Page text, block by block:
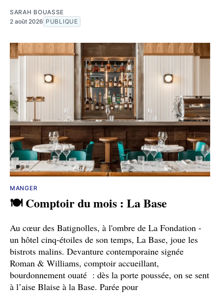
SARAH BOUASSE
2 août 2026 PUBLIQUE
MANGER
🍽️ Comptoir du mois : La Base
Au cœur des Batignolles, à l'ombre de La Fondation -
un hôtel cinq-étoiles de son temps, La Base, joue les
bistrots malins. Devanture contemporaine signée
Roman & Williams, comptoir accueillant,
bourdonnement ouaté : dès la porte poussée, on se sent
à l’aise Blaise à la Base. Parée pour